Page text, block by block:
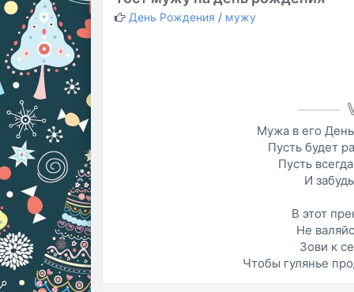
День Рождения / мужу
Мужа в его
Пусть будет
Пусть
И
В этот
Не
Зови к
Чтобы гулянье